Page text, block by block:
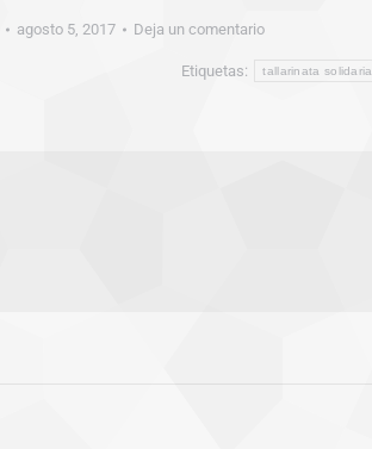
agosto 5, 2017 Deja un comentario
Etiquetas: tallarinata solidaria